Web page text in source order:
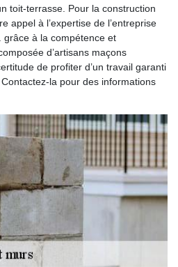
toit-terrasse. Pour la construction
appel à l’expertise de l’entreprise
à la compétence et
d’artisans maçons
de profiter d’un travail garanti
la pour des informations